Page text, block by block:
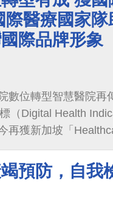
際醫療國家
際品牌形象
數位轉型智慧醫院再
（Digital Health
再獲新加坡「
Hospital
台灣國際醫療的國際
計畫的成果奠定指標
預防，自我